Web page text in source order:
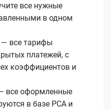
все нужные
в одном
— все тарифы
платежей, с
коэффициентов и
все оформленные
в базе РСА и